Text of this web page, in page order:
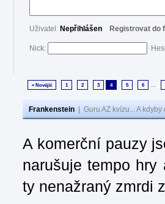
Uživatel: Nepřihlášen Registrovat do
Nick:
« Novější 1 2 3 4 5 6 ...
Frankenstein Guru AZ kvízu... A
A komerční pauzy
narušuje tempo
ty nenažraný zmrdi